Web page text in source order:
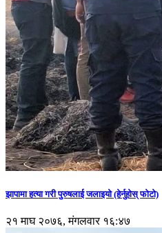
झापामा हत्या गरी पुरुषलाई जलाइयो (हेर्नुहाेस् फाेटाे)
२१ माघ २०७६, मंगलवार १६:४७